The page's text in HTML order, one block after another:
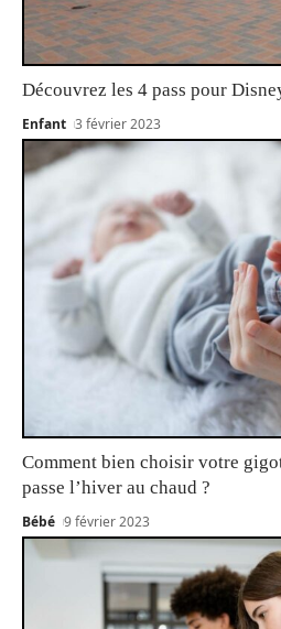
Découvrez les 4 pass pour
Enfant 3 février 2023
Comment bien choisir votre
passe l’hiver au chaud ?
Bébé 9 février 2023